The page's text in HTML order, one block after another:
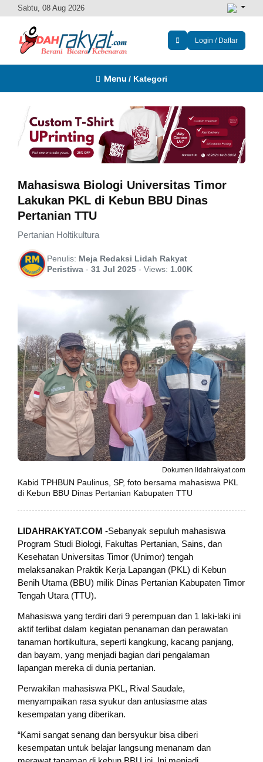
Sabtu, 08 Aug 2026
Login / Daftar
Menu / Kategori
Mahasiswa Biologi Universitas Timor
Lakukan PKL di Kebun BBU Dinas
Pertanian TTU
Pertanian Holtikultura
Penulis: Meja Redaksi Lidah Rakyat
Peristiwa - 31 Jul 2025 - Views: 1.00K
Dokumen lidahrakyat.com
Kabid TPHBUN Paulinus, SP, foto bersama mahasiswa PKL
di Kebun BBU Dinas Pertanian Kabupaten TTU
LIDAHRAKYAT.COM -Sebanyak sepuluh mahasiswa
Program Studi Biologi, Fakultas Pertanian, Sains, dan
Kesehatan Universitas Timor (Unimor) tengah
melaksanakan Praktik Kerja Lapangan (PKL) di Kebun
Benih Utama (BBU) milik Dinas Pertanian Kabupaten Timor
Tengah Utara (TTU).
Mahasiswa yang terdiri dari 9 perempuan dan 1 laki-laki ini
aktif terlibat dalam kegiatan penanaman dan perawatan
tanaman hortikultura, seperti kangkung, kacang panjang,
dan bayam, yang menjadi bagian dari pengalaman
lapangan mereka di dunia pertanian.
Perwakilan mahasiswa PKL, Rival Saudale,
menyampaikan rasa syukur dan antusiasme atas
kesempatan yang diberikan.
“Kami sangat senang dan bersyukur bisa diberi
kesempatan untuk belajar langsung menanam dan